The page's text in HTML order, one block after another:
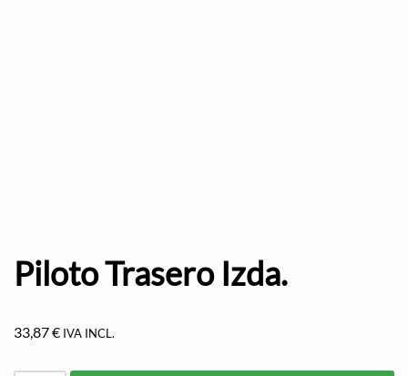
Piloto Trasero Izda.
33,87€ IVA INCL.